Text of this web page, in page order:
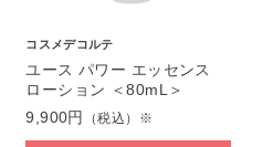
コスメデコルテ
ユース パワー エッセンス
ローション ＜80mL＞
9,900円
（税込）※